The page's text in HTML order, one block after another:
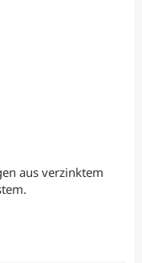
aus verzinktem